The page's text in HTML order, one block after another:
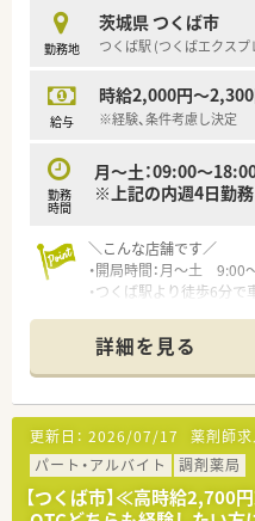
勤務地
茨城県 つくば市
つくば駅 (つくばエクスプ
給与
時給2,000円～
※経験、条件考慮し決定
勤務
時間
月～土：09:00～
※上記の内週4日勤務
＼こんな店舗です／
・開局時間：月～土 9:00
・つくば駅より徒歩6分
ります
＼こんな会社です／
・栃木県、茨城県に店舗
・地域密着型の薬局とし
指しております
・クリニックの開業支援
しやすい環境です
・急なお休みにも対応で
詳細を見る
更新日： 2026/07/17 薬剤師求
パート・アルバイト
調剤薬局
【つくば市】≪高時給2,700